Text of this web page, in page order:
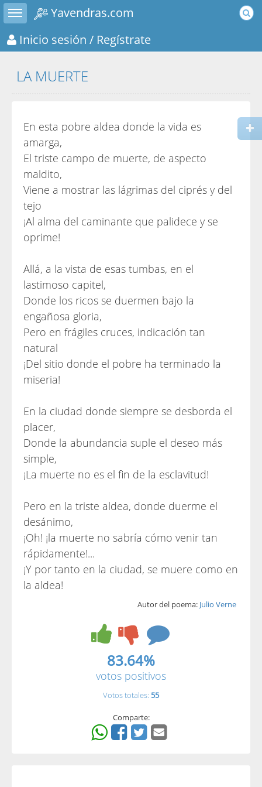
Toggle sidebar
Yavendras.com
Inicio sesión / Regístrate
LA MUERTE
En esta pobre aldea donde la vida es
amarga,
El triste campo de muerte, de aspecto
maldito,
Viene a mostrar las lágrimas del ciprés y del
tejo
¡Al alma del caminante que palidece y se
oprime!
Allá, a la vista de esas tumbas, en el
lastimoso capitel,
Donde los ricos se duermen bajo la
engañosa gloria,
Pero en frágiles cruces, indicación tan
natural
¡Del sitio donde el pobre ha terminado la
miseria!
En la ciudad donde siempre se desborda el
placer,
Donde la abundancia suple el deseo más
simple,
¡La muerte no es el fin de la esclavitud!
Pero en la triste aldea, donde duerme el
desánimo,
¡Oh! ¡la muerte no sabría cómo venir tan
rápidamente!...
¡Y por tanto en la ciudad, se muere como en
la aldea!
Autor del poema: Julio Verne
83.64%
votos positivos
Votos totales: 55
Comparte: